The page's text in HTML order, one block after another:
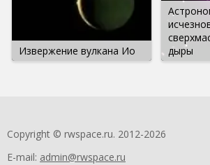
Извержение вулкана Ио
дыры
Copyright © rwspace.ru. 2012-2026
E-mail: admin@rwspace.ru